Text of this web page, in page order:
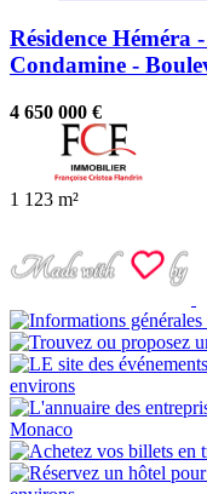
Résidence
Condamine -
4 650 000 €
1 123 m²